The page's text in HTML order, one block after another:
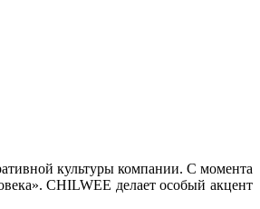
культуры компании. С момента
CHILWEE делает особый акцент